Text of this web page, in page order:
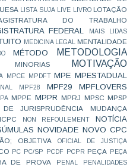
LISTA SUJA LIVE LIVRO LOTAÇÃO
DO TRABALHO
FEDERAL
MAIS LIDAS
MEDICINA LEGAL MENTALIDADE
MÉTODO
METODOLOGIA
MINORIAS
MOTIVAÇÃO
MPCE MPDFT MPE MPESTADUAL
MPF28 MPF29
MPFLOVERS
MPPE MPPR MPRJ MPSC MPSP
JURISPRUDÊNCIA
MUDANÇA
NON REFOULEMENT
NOTÍCIA
NOVIDADE NOVO CPC
OBJETIVA OFICIAL DE JUSTIÇA
PC PC/SP PCDF PCPR PEÇA
PEÇA
DE PROVA PENAL PENALIDADES